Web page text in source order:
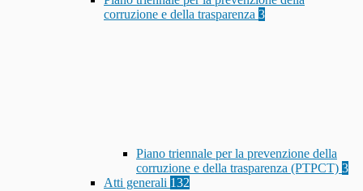
corruzione e della trasparenza 3
Piano triennale per la prevenzione della
corruzione e della trasparenza (PTPCT) 3
Atti generali 132